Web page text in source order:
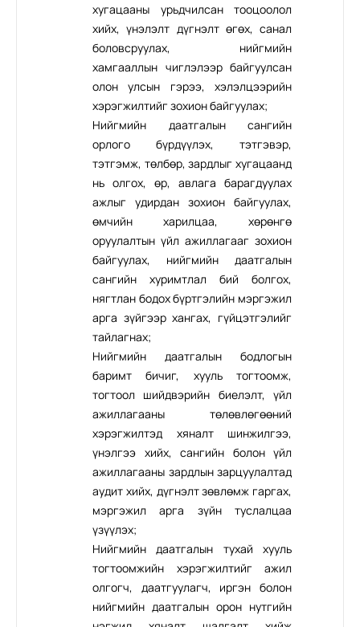
хугацааны урьдчилсан тооцоолол
хийх, үнэлэлт дүгнэлт өгөх, санал
боловсруулах, нийгмийн
хамгааллын чиглэлээр байгуулсан
олон улсын гэрээ, хэлэлцээрийн
хэрэгжилтийг зохион байгуулах;
Нийгмийн даатгалын сангийн
орлого бүрдүүлэх, тэтгэвэр,
тэтгэмж, төлбөр, зардлыг хугацаанд
нь олгох, өр, авлага барагдуулах
ажлыг удирдан зохион байгуулах,
өмчийн харилцаа, хөрөнгө
оруулалтын үйл ажиллагааг зохион
байгуулах, нийгмийн даатгалын
сангийн хуримтлал бий болгох,
нягтлан бодох бүртгэлийн мэргэжил
арга зүйгээр хангах, гүйцэтгэлийг
тайлагнах;
Нийгмийн даатгалын бодлогын
баримт бичиг, хууль тогтоомж,
тогтоол шийдвэрийн биелэлт, үйл
ажиллагааны төлөвлөгөөний
хэрэгжилтэд хяналт шинжилгээ,
үнэлгээ хийх, сангийн болон үйл
ажиллагааны зардлын зарцуулалтад
аудит хийх, дүгнэлт зөвлөмж гаргах,
мэргэжил арга зүйн туслалцаа
үзүүлэх;
Нийгмийн даатгалын тухай хууль
тогтоомжийн хэрэгжилтийг ажил
олгогч, даатгуулагч, иргэн болон
нийгмийн даатгалын орон нутгийн